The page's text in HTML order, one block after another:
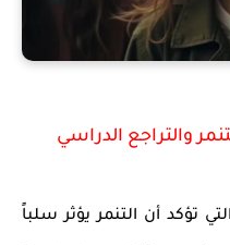
والتراجع الدراسي
تؤكد أن التنمر يؤثر سلباً